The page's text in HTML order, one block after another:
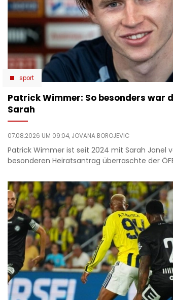
sport
Patrick Wimmer: So besonders war
Sarah
07.08.2026 UM 09:04, JOVANA BOROJEVIC
Patrick Wimmer ist seit 2024 mit Sarah Janel
besonderen Heiratsantrag überraschte der